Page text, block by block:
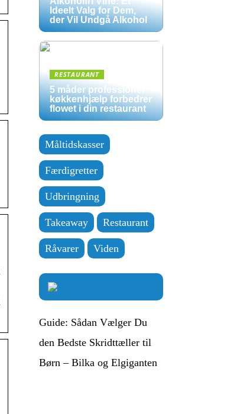
Ideelt Valg for Dem,
der Vil Undgå Alkohol
RESTAURANT
5 måder professionel
køkkenhjælp forbedrer
flowet i din restaurant
Måltidskasser
Færdigretter
Udbringning
Takeaway Restaurant
Råvarer Viden
Guide: Sådan Vælger Du
den Bedste Skridttæller til
Børn – Bilka og Elgiganten